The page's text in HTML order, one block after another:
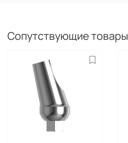
Сопутствующие товары